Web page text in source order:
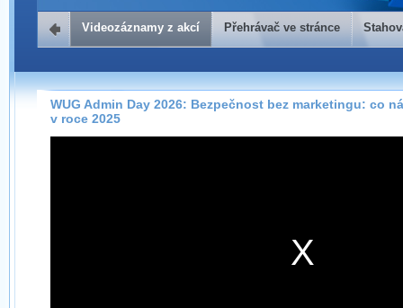
Přehrávač ve stránce
Záznamy na našem webu můžete pohodlně sledovat
přímo na stránce s využitím našehoHTML 5nebo
Silverlightpřehrávače.
Stahování záznamů
Videozáznamy z akcí Přehrávač ve stránce
WUG Admin Day 2026: Bezpečnost bez marketingu: co
v roce 2025